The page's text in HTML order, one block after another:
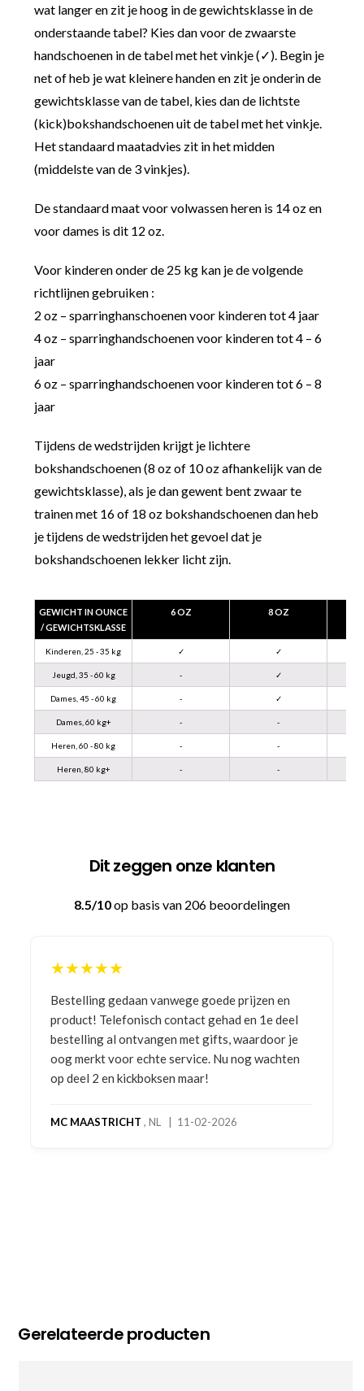
wat langer en zit je hoog in de gewichtsklasse in de
onderstaande tabel? Kies dan voor de zwaarste
handschoenen in de tabel met het vinkje (✓). Begin je
net of heb je wat kleinere handen en zit je onderin de
gewichtsklasse van de tabel, kies dan de lichtste
(kick)bokshandschoenen uit de tabel met het vinkje.
Het standaard maatadvies zit in het midden
(middelste van de 3 vinkjes).
De standaard maat voor volwassen heren is 14 oz en
voor dames is dit 12 oz.
Voor kinderen onder de 25 kg kan je de volgende
richtlijnen gebruiken :
2 oz – sparringhanschoenen voor kinderen tot 4 jaar
4 oz – sparringhandschoenen voor kinderen tot 4 – 6
jaar
6 oz – sparringhandschoenen voor kinderen tot 6 – 8
jaar
Tijdens de wedstrijden krijgt je lichtere
bokshandschoenen (8 oz of 10 oz afhankelijk van de
gewichtsklasse), als je dan gewent bent zwaar te
trainen met 16 of 18 oz bokshandschoenen dan heb
je tijdens de wedstrijden het gevoel dat je
bokshandschoenen lekker licht zijn.
GEWICHT IN OUNCE
/ GEWICHTSKLASSE
6 OZ 8 OZ
Kinderen, 25 - 35 kg ✓ ✓
Jeugd, 35 - 60 kg - ✓
Dames, 45 - 60 kg - ✓
Dames, 60 kg+ - -
Heren, 60 - 80 kg - -
Heren, 80 kg+ - -
Dit zeggen onze klanten
8.5/10op basis van 206 beoordelingen
★★★★★
Bestelling gedaan vanwege goede prijzen en
product! Telefonisch contact gehad en 1e deel
bestelling al ontvangen met gifts, waardoor je
oog merkt voor echte service. Nu nog wachten
op deel 2 en kickboksen maar!
MC MAASTRICHT , NL | 11-02-2026
Gerelateerde producten